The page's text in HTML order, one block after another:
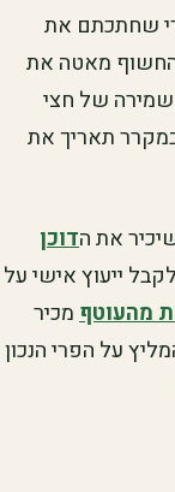
שחתכתם את
החשוף מאטה את
שמירה של חצי
תאריך את
את הדוכן
ייעוץ אישי על
מהעוטףמכיר
על הפרי הנכון